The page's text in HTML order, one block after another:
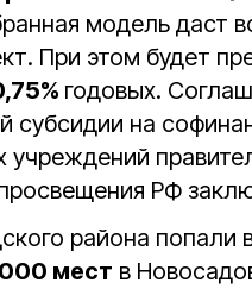
модель даст
При этом будет
годовых.
субсидии на
учреждений
РФ
района попали
мест в